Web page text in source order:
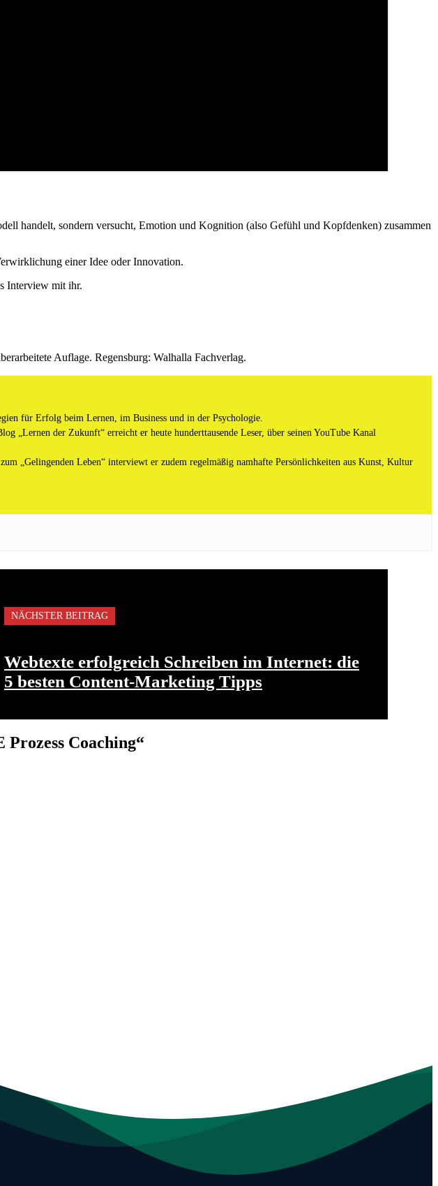
handelt, sondern versucht, Emotion und Kognition (also Gefühl und Kopfdenken) zusammen
einer Idee oder Innovation.
Interview mit ihr.
Auflage. Regensburg: Walhalla Fachverlag.
für Erfolg beim Lernen, im Business und in der Psychologie.
„Lernen der Zukunft“ erreicht er heute hunderttausende Leser, über seinen YouTube Kanal
„Gelingenden Leben“ interviewt er zudem regelmäßig namhafte Persönlichkeiten aus Kunst, Kultur
NÄCHSTER BEITRAG
Webtexte erfolgreich Schreiben im Internet: die
5 besten Content-Marketing Tipps
Coaching“